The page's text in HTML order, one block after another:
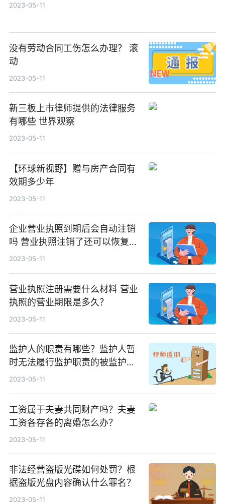
2023-05-11
没有劳动合同工伤怎么办理？ 滚
动
2023-05-11
新三板上市律师提供的法律服务
有哪些 世界观察
2023-05-11
【环球新视野】赠与房产合同有
效期多少年
2023-05-11
企业营业执照到期后会自动注销
吗 营业执照注销了还可以恢复
吗？
2023-05-11
营业执照注册需要什么材料 营业
执照的营业期限是多久？
2023-05-11
监护人的职责有哪些？监护人暂
时无法履行监护职责的被监护人
要怎么办？
2023-05-11
工资属于夫妻共同财产吗？夫妻
工资各存各的离婚怎么办？
2023-05-11
非法经营盗版光碟如何处罚？根
据盗版光盘内容确认什么罪名？
2023-05-11